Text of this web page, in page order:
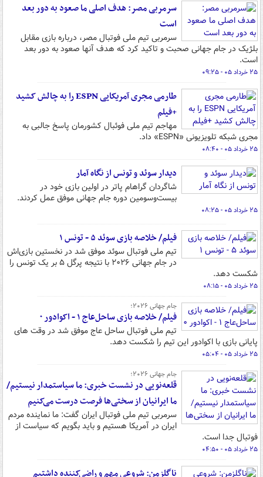
سرمربی مصر: هدف اصلی ما صعود به دور بعد
است
سرمربی تیم ملی فوتبال مصر، درباره بازی مقابل
بلژیک در جام جهانی صحبت و تاکید کرد که هدف آنها صعود به دور بعد
است.
۲۵ خرداد ۰۵ - ۰۹:۲۵
طارمی مجری آمریکایی ESPN را به چالش کشید
+فیلم
مهاجم تیم ملی فوئبال کشورمان پاسخ جالبی به
مجری شبکه تلویزیونی «ESPN» داد.
۲۵ خرداد ۰۵ - ۰۸:۴۰
دیدار سوئد و تونس از نگاه آمار
شاگردان گراهام پاتر در اولین بازی خود در
بیست‌وسومین دوره جام جهانی موفق عمل کردند.
۲۵ خرداد ۰۵ - ۰۸:۲۵
فیلم/ خلاصه بازی سوئد ۵ - تونس ۱
تیم ملی فوتبال سوئد موفق شد در نخستین بازی‌اش
در جام جهانی ۲۰۲۶ با نتیجه پرگل ۵ بر یک تونس را
شکست دهد.
۲۵ خرداد ۰۵ - ۰۸:۱۵
جام جهانی ۲۰۲۶؛
فیلم/ خلاصه بازی ساحل‌عاج ۱ - اکوادور ۰
تیم ملی فوتبال ساحل عاج موفق شد در وقت های
پایانی بازی با اکوادور این تیم را شکست دهد.
۲۵ خرداد ۰۵ - ۰۵:۰۴
جام جهانی ۲۰۲۶؛
قلعه‌نویی در نشست خبری: ما سیاستمدار نیستیم/
ما ایرانیان از سختی‌ها فرصت درست می‌کنیم
سرمربی تیم ملی فوتبال ایران گفت: ما نماینده مردم
ایران در آمریکا هستیم و باید بگویم که سیاست از
فوتبال جدا است.
۲۵ خرداد ۰۵ - ۰۴:۵۰
ناگلزمن: شروعی مهم و راضی‌کننده داشتیم